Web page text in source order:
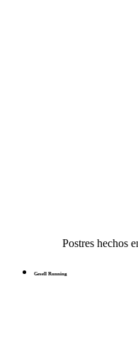
Postres hechos
Gesell Running